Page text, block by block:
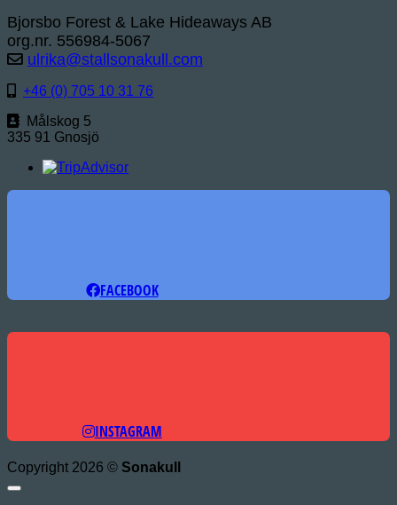
Bjorsbo Forest & Lake Hideaways AB
org.nr. 556984-5067
ulrika@stallsonakull.com
+46 (0) 705 10 31 76
Målskog 5
335 91 Gnosjö
FACEBOOK
INSTAGRAM
Copyright 2026 © Sonakull